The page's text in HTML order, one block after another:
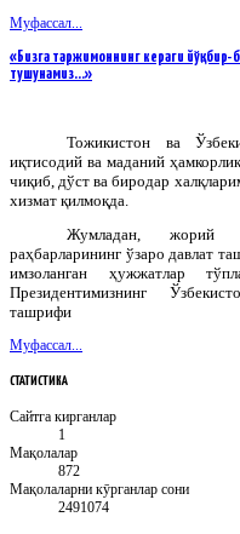
Муфассал...
«Бизга таржимоннинг кераги йўқ, бир-
тушунамиз…»
Тожикистон ва
иқтисодий ва маданий
чиқиб дўст ва биродар
хизмат қилмоқда
Жумладан, жорий
раҳбарларининг ўзаро давлат
имзоланган ҳужжатлар
Президентимизнинг
ташрифи
Муфассал...
СТАТИСТИКА
Сайтга кирганлар
1
Мақолалар
872
Мақолаларни кӯрганлар сони
2491074